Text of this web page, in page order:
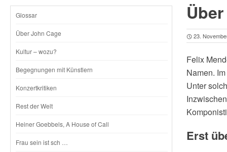
SKIP
CONTENT
Glossar
Über John Cage
Kultur – wozu?
Begegnungen mit Künstlern
Konzertkritiken
Rest der Welt
Heiner Goebbels, A House of Call
Frau sein ist sch …
23.
Felix
Namen.
Unter
Erst